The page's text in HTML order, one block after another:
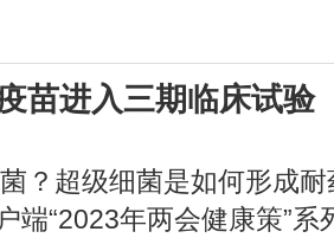
苗进入三期临床试验
？超级细菌是如何形成
端“2023年两会健康策”